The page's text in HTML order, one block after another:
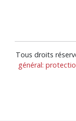
Tous droits
général: